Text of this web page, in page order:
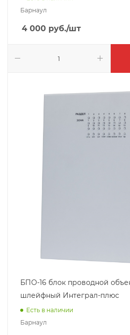
Барнаул
4 000 руб./шт
БПО-16 блок проводной
шлейфный Интеграл-плюс
Есть в наличии
Барнаул